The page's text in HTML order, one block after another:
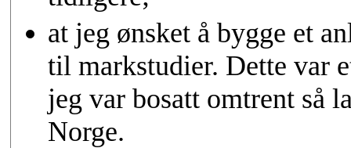
at jeg ønsket å bygge et
til markstudier. Dette var
jeg var bosatt omtrent så
Norge.